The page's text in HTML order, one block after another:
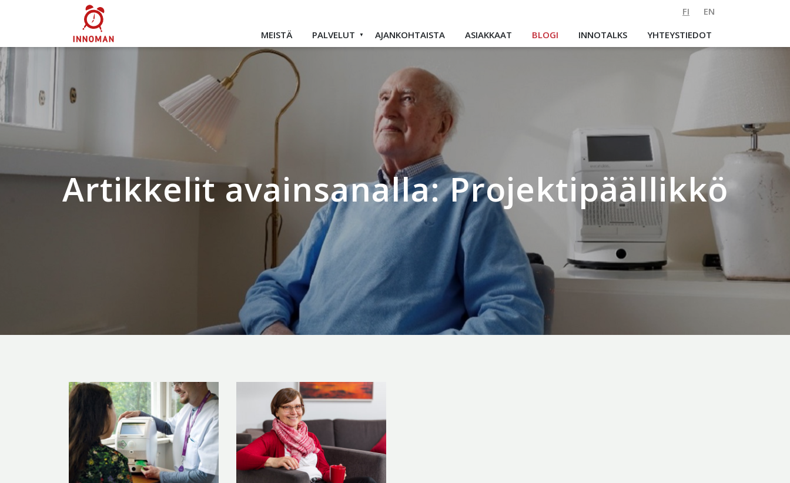
FI
EN
MEISTÄ
PALVELUT AJANKOHTAISTA ASIAKKAAT BLOGI INNOTALKS YHTEYSTIEDOT
Artikkelit avainsanalla: Projektipäällikkö